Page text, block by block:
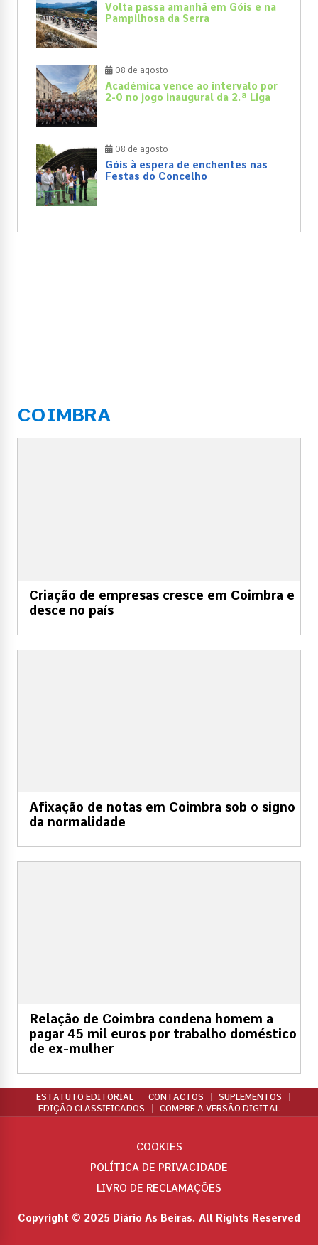
Volta passa amanhã em Góis e na
Pampilhosa da Serra
08 de agosto
Académica vence ao intervalo por
2-0 no jogo inaugural da 2.ª Liga
08 de agosto
Góis à espera de enchentes nas
Festas do Concelho
COIMBRA
Criação de empresas cresce em Coimbra e
desce no país
Afixação de notas em Coimbra sob o signo
da normalidade
Relação de Coimbra condena homem a
pagar 45 mil euros por trabalho doméstico
de ex-mulher
ESTATUTO EDITORIAL CONTACTOS
SUPLEMENTOS
EDIÇÃO CLASSIFICADOS
COMPRE A VERSÃO DIGITAL
Copyright © 2025 Diário As Beiras. All Rights Reserved
COOKIES
POLÍTICA DE PRIVACIDADE
LIVRO DE RECLAMAÇÕES